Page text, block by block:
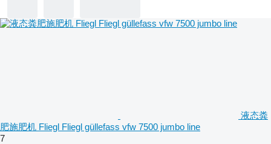
液态粪
肥施肥机 Fliegl Fliegl güllefass vfw 7500 jumbo line
7